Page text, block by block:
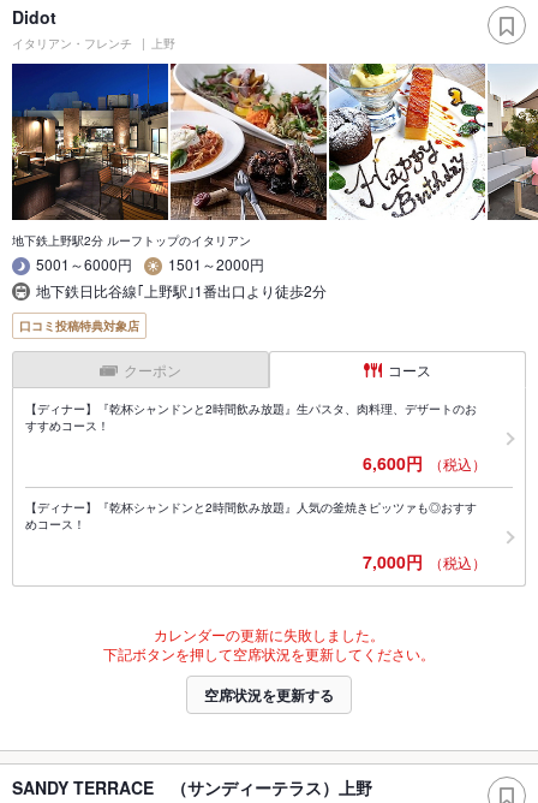
Didot
イタリアン・フレンチ 上野
地下鉄上野駅2分 ルーフトップのイタリアン
5001～6000円
1501～2000円
地下鉄日比谷線｢上野駅｣1番出口より徒歩2分
口コミ投稿特典対象店
クーポン コース
【ディナー】『乾杯シャンドンと2時間飲み放題』生パスタ、肉料理、デザートのお
すすめコース！
6,600円 （税込）
【ディナー】『乾杯シャンドンと2時間飲み放題』人気の釜焼きピッツァも◎おすす
めコース！
7,000円 （税込）
カレンダーの更新に失敗しました。
下記ボタンを押して空席状況を更新してください。
空席状況を更新する
SANDY TERRACE （サンディーテラス）上野